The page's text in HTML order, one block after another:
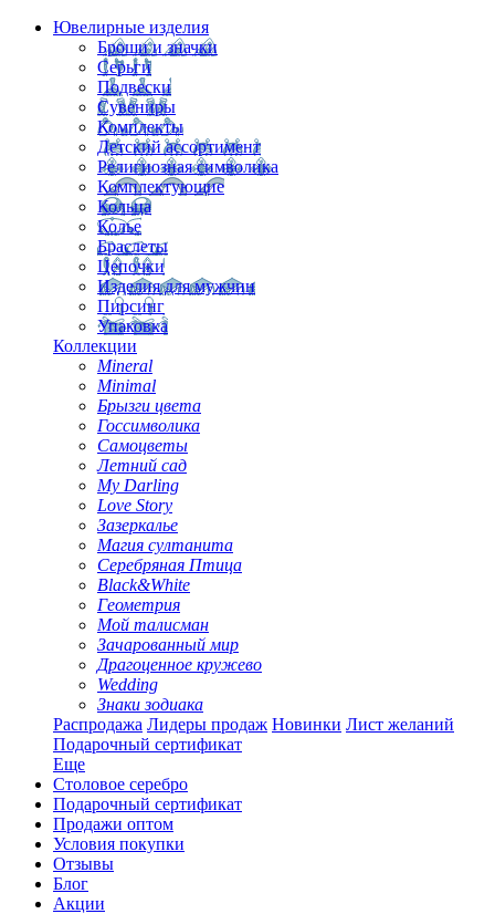
Ювелирные изделия
Броши и значки
Серьги
Подвески
Сувениры
Комплекты
Детский ассортимент
Религиозная символика
Комплектующие
Кольца
Колье
Браслеты
Цепочки
Изделия для мужчин
Пирсинг
Упаковка
Коллекции
Mineral
Minimal
Брызги цвета
Госсимволика
Самоцветы
Летний сад
My Darling
Love Story
Зазеркалье
Магия султанита
Серебряная Птица
Black&White
Геометрия
Мой талисман
Зачарованный мир
Драгоценное кружево
Wedding
Знаки зодиака
Распродажа Лидеры продаж Новинки Лист желаний
Подарочный сертификат
Еще
Столовое серебро
Подарочный сертификат
Продажи оптом
Условия покупки
Отзывы
Блог
Акции